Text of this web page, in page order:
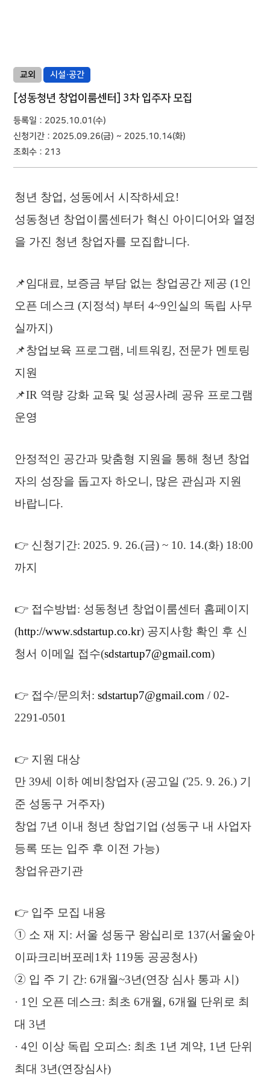
교외 시설·공간
[성동청년 창업이룸센터] 3차 입주자 모집
등록일 : 2025.10.01(수)
신청기간 : 2025.09.26(금) ~ 2025.10.14(화)
조회수 : 213
청년 창업, 성동에서 시작하세요!
성동청년 창업이룸센터가 혁신 아이디어와 열정
을 가진 청년 창업자를 모집합니다.
📌임대료, 보증금 부담 없는 창업공간 제공 (1인
오픈 데스크 (지정석) 부터 4~9인실의 독립 사무
실까지)
📌창업보육 프로그램, 네트워킹, 전문가 멘토링
지원
📌IR 역량 강화 교육 및 성공사례 공유 프로그램
운영
안정적인 공간과 맞춤형 지원을 통해 청년 창업
자의 성장을 돕고자 하오니, 많은 관심과 지원
바랍니다.
👉 신청기간: 2025. 9. 26.(금) ~ 10. 14.(화) 18:00
까지
👉 접수방법: 성동청년 창업이룸센터 홈페이지
(http://www.sdstartup.co.kr) 공지사항 확인 후 신
청서 이메일 접수(sdstartup7@gmail.com)
👉 접수/문의처: sdstartup7@gmail.com/ 02-
2291-0501
👉 지원 대상
만 39세 이하 예비창업자 (공고일 ('25. 9. 26.) 기
준 성동구 거주자)
창업 7년 이내 청년 창업기업 (성동구 내 사업자
등록 또는 입주 후 이전 가능)
창업유관기관
👉 입주 모집 내용
➀ 소 재 지: 서울 성동구 왕십리로 137(서울숲아
이파크리버포레1차 119동 공공청사)
➁ 입 주 기 간: 6개월~3년(연장 심사 통과 시)
· 1인 오픈 데스크: 최초 6개월, 6개월 단위로 최
대 3년
· 4인 이상 독립 오피스: 최초 1년 계약, 1년 단위
최대 3년(연장심사)